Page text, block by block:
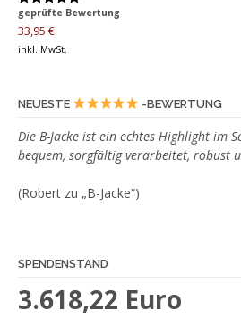
Bewertet
mit5.00
von 5
geprüfte Bewertung
33,95 €
inkl. MwSt.
NEUESTE -BEWERTUNG
Die B-Jacke ist ein echtes Highlight im
bequem, sorgfältig verarbeitet, robust
(Robert zu „B-Jacke“)
SPENDENSTAND
3.618,22 Euro